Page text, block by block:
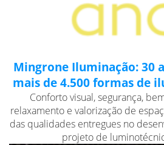
Mingrone Iluminação: 30
mais de 4.500 formas de
Conforto visual, segurança,
relaxamento e valorização de
das qualidades entregues no
projeto de